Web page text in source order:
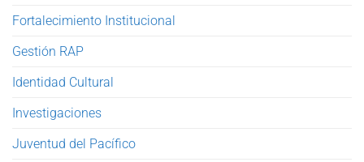
Fortalecimiento Institucional
Gestión RAP
Identidad Cultural
Investigaciones
Juventud del Pacífico